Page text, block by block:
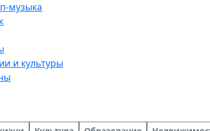
музыка
и культуры